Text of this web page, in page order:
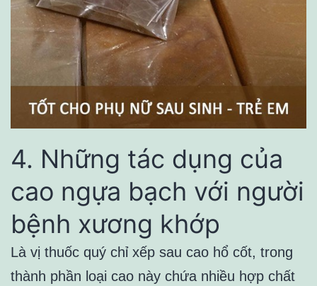
4. Những tác dụng của
cao ngựa bạch với người
bệnh xương khớp
Là vị thuốc quý chỉ xếp sau cao hổ cốt, trong
thành phần loại cao này chứa nhiều hợp chất